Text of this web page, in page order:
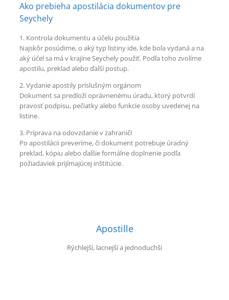
Ako prebieha apostilácia dokumentov pre
Seychely
1. Kontrola dokumentu a účelu použitia
Najskôr posúdime, o aký typ listiny ide, kde bola vydaná a na
aký účel sa má v krajine Seychely použiť. Podľa toho zvolíme
apostilu, preklad alebo ďalší postup.
2. Vydanie apostily príslušným orgánom
Dokument sa predloží oprávnenému úradu, ktorý potvrdí
pravosť podpisu, pečiatky alebo funkcie osoby uvedenej na
listine.
3. Príprava na odovzdanie v zahraničí
Po apostilácii preveríme, či dokument potrebuje úradný
preklad, kópiu alebo ďalšie formálne doplnenie podľa
požiadaviek prijímajúcej inštitúcie.
Apostille
Rýchlejší, lacnejší a jednoduchší